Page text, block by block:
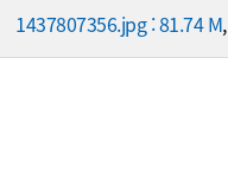
1437807356.jpg : 81.74 M,